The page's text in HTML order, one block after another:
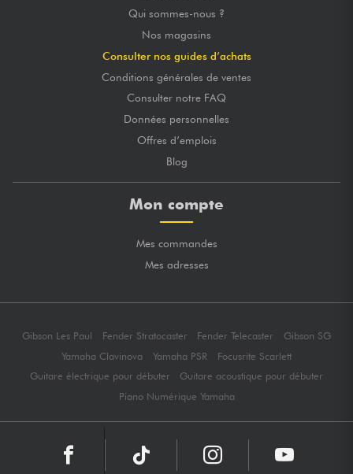
Qui sommes-nous ?
Nos magasins
Consulter nos guides d’achats
Conditions générales de ventes
Consulter notre FAQ
Données personnelles
Offres d’emplois
Blog
Mon compte
Mes commandes
Mes adresses
Gibson Les Paul Fender Stratocaster Fender Telecaster
Gibson SG
Yamaha Clavinova
Yamaha PSR
Focusrite Scarlett
Guitare électrique pour débuter
Guitare acoustique pour débuter
Piano Numérique Yamaha